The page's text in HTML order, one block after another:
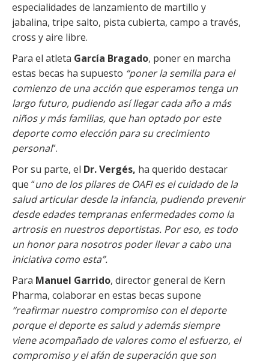
especialidades de lanzamiento de martillo y
jabalina, tripe salto, pista cubierta, campo a través,
cross y aire libre.
Para el atleta García Bragado, poner en marcha
estas becas ha supuesto “poner la semilla para el
comienzo de una acción que esperamos tenga un
largo futuro, pudiendo así llegar cada año a más
niños y más familias, que han optado por este
deporte como elección para su crecimiento
personal”.
Por su parte, el Dr. Vergés, ha querido destacar
que “uno de los pilares de OAFI es el cuidado de la
salud articular desde la infancia, pudiendo prevenir
desde edades tempranas enfermedades como la
artrosis en nuestros deportistas. Por eso, es todo
un honor para nosotros poder llevar a cabo una
iniciativa como esta”.
Para Manuel Garrido, director general de Kern
Pharma, colaborar en estas becas supone
“reafirmar nuestro compromiso con el deporte
porque el deporte es salud y además siempre
viene acompañado de valores como el esfuerzo, el
compromiso y el afán de superación que son